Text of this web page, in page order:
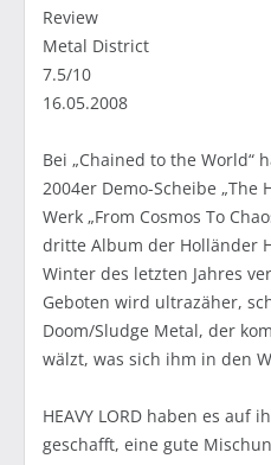
Review
Metal District
7.5/10
16.05.2008
Bei „Chained to the World“
2004er Demo-Scheibe „The
Werk „From Cosmos To
dritte Album der Holländer
Winter des letzten Jahres
Geboten wird ultrazäher,
Doom/Sludge Metal, der
wälzt, was sich ihm in den
HEAVY LORD haben es auf
geschafft, eine gute